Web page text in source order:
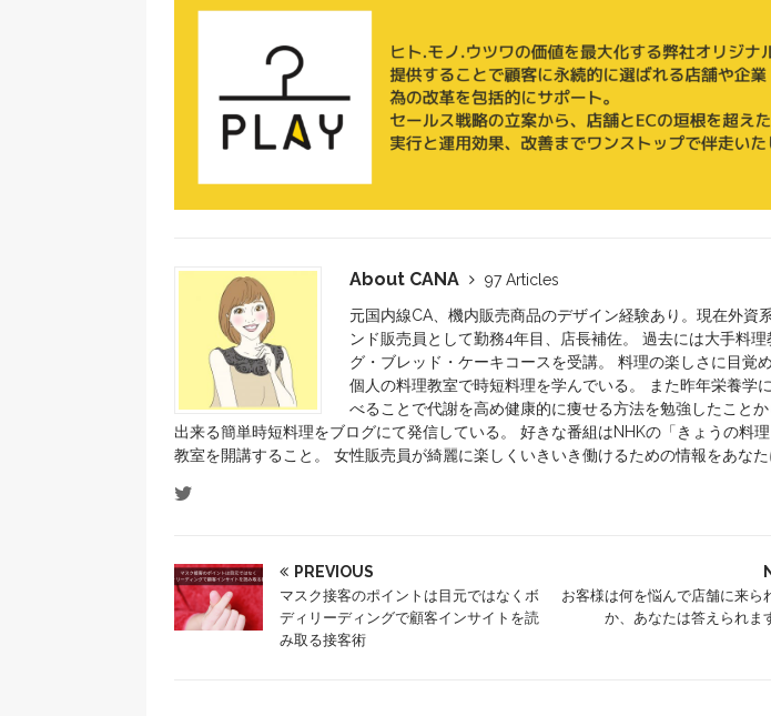
About CANA
97 Articles
元国内線CA、機内販売商品のデザイン経験あり。現在外資
ンド販売員として勤務4年目、店長補佐。 過去には大手料
グ・ブレッド・ケーキコースを受講。 料理の楽しさに目覚
個人の料理教室で時短料理を学んでいる。 また昨年栄養学
べることで代謝を高め健康的に痩せる方法を勉強したこと
出来る簡単時短料理をブログにて発信している。 好きな番組はNHKの「きょうの料
教室を開講すること。 女性販売員が綺麗に楽しくいきいき働けるための情報をあなた
PREVIOUS
マスク接客のポイントは目元ではなくボ
ディリーディングで顧客インサイトを読
み取る接客術
お客様は何を悩んで店舗に来ら
か、あなたは答えられ